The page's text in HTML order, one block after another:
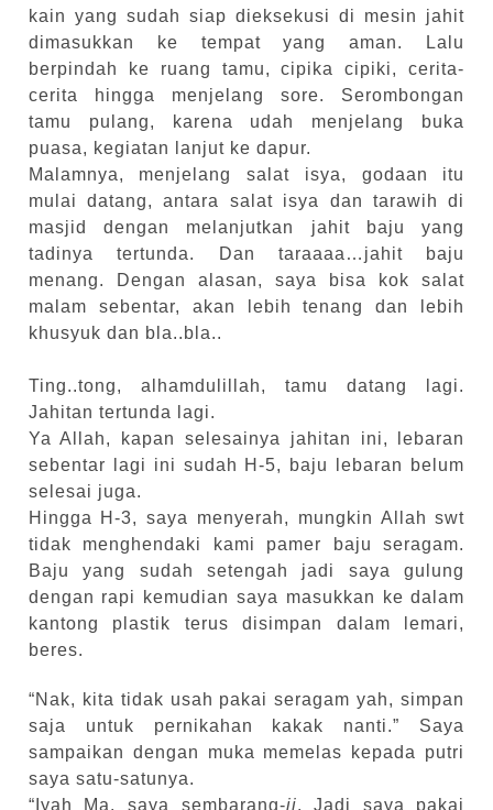
kain yang sudah siap dieksekusi di mesin jahit
dimasukkan ke tempat yang aman. Lalu
berpindah ke ruang tamu, cipika cipiki, cerita-
cerita hingga menjelang sore. Serombongan
tamu pulang, karena udah menjelang buka
puasa, kegiatan lanjut ke dapur.
Malamnya, menjelang salat isya, godaan itu
mulai datang, antara salat isya dan tarawih di
masjid dengan melanjutkan jahit baju yang
tadinya tertunda. Dan taraaaa…jahit baju
menang. Dengan alasan, saya bisa kok salat
malam sebentar, akan lebih tenang dan lebih
khusyuk dan bla..bla..
Ting..tong, alhamdulillah, tamu datang lagi.
Jahitan tertunda lagi.
Ya Allah, kapan selesainya jahitan ini, lebaran
sebentar lagi ini sudah H-5, baju lebaran belum
selesai juga.
Hingga H-3, saya menyerah, mungkin Allah swt
tidak menghendaki kami pamer baju seragam.
Baju yang sudah setengah jadi saya gulung
dengan rapi kemudian saya masukkan ke dalam
kantong plastik terus disimpan dalam lemari,
beres.
“Nak, kita tidak usah pakai seragam yah, simpan
saja untuk pernikahan kakak nanti.” Saya
sampaikan dengan muka memelas kepada putri
saya satu-satunya.
“Iyah Ma, saya sembarang-ji. Jadi saya pakai